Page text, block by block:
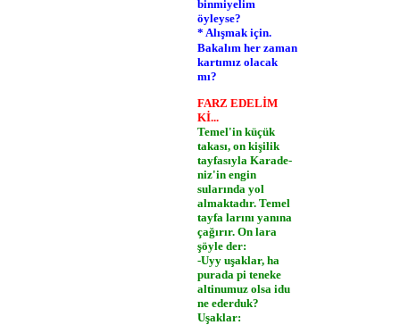
binmiyelim
öyleyse?
* Alışmak için.
Bakalım her zaman
kartımız olacak
mı?
FARZ EDELİM
Kİ...
Temel'in küçük
takası, on kişilik
tayfasıyla Karade­
niz'in engin
sularında yol
almaktadır. Temel
tayfa­ larını yanına
çağırır. On­ lara
şöyle der:
-Uyy uşaklar, ha
purada pi teneke
altinumuz olsa idu
ne ederduk?
Uşaklar: